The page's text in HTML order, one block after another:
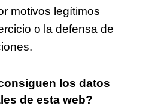
motivos legítimos
o la defensa de
los datos
de esta web?